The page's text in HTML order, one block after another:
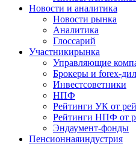
Новости и аналитика
Новости рынка
Аналитика
Глоссарий
Участникирынка
Управляющие
Брокеры и forex-
Инвестсоветники
НПФ
Рейтинги УК от
Рейтинги НПФ от
Эндаумент-фонды
Пенсионнаяиндустрия